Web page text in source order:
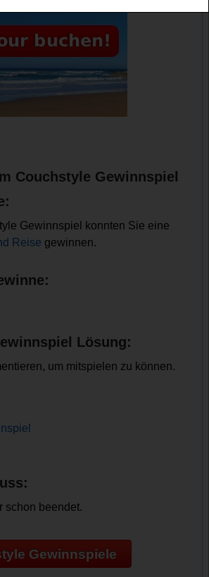
Couchstyle Gewinnspiel
Gewinnspiel konnten Sie eine
Reise gewinnen.
Lösung:
um mitspielen zu können.
schon beendet.
Gewinnspiele